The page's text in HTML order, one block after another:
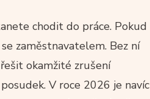
chodit do práce. Pokud
zaměstnavatelem. Bez ní
okamžité zrušení
V roce 2026 je navíc